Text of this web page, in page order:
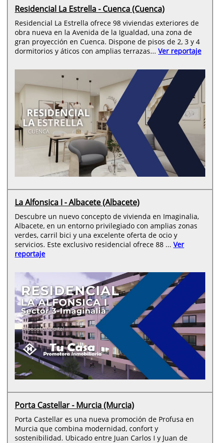
Residencial La Estrella - Cuenca (Cuenca)
Residencial La Estrella ofrece 98 viviendas exteriores de
obra nueva en la Avenida de la Igualdad, una zona de
gran proyección en Cuenca. Dispone de pisos de 2, 3 y 4
dormitorios y áticos con amplias terrazas... Ver reportaje
La Alfonsica I - Albacete (Albacete)
Descubre un nuevo concepto de vivienda en Imaginalia,
Albacete, en un entorno privilegiado con amplias zonas
verdes, carril bici y una excelente oferta de ocio y
servicios. Este exclusivo residencial ofrece 88 ... Ver
reportaje
Porta Castellar - Murcia (Murcia)
Porta Castellar es una nueva promoción de Profusa en
Murcia que combina modernidad, confort y
sostenibilidad. Ubicado entre Juan Carlos I y Juan de